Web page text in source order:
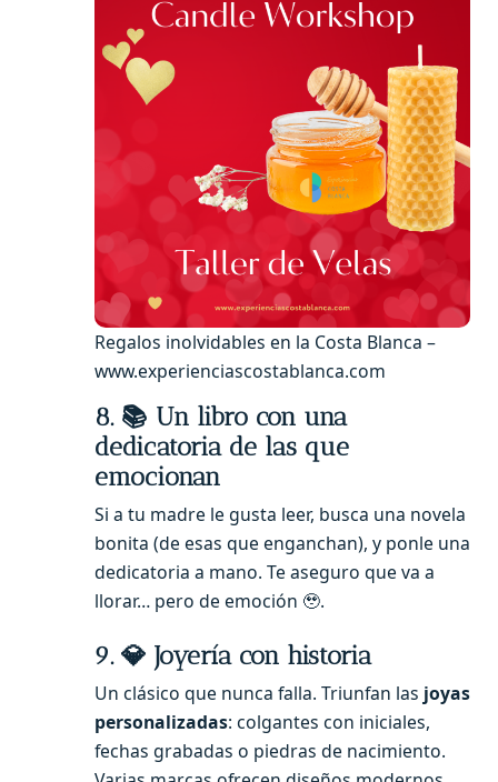
Regalos inolvidables en la Costa Blanca –
www.experienciascostablanca.com
8. 📚 Un libro con una
dedicatoria de las que
emocionan
Si a tu madre le gusta leer, busca una novela
bonita (de esas que enganchan), y ponle una
dedicatoria a mano. Te aseguro que va a
llorar… pero de emoción 🥹.
9. 💎 Joyería con historia
Un clásico que nunca falla. Triunfan las joyas
personalizadas: colgantes con iniciales,
fechas grabadas o piedras de nacimiento.